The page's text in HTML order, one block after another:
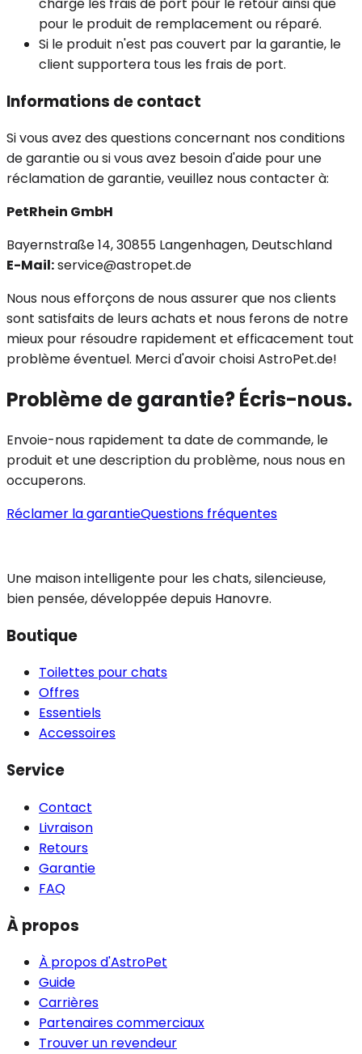
pour le produit de remplacement ou réparé.
Si le produit n'est pas couvert par la garantie, le
client supportera tous les frais de port.
Informations de contact
Si vous avez des questions concernant nos conditions
de garantie ou si vous avez besoin d'aide pour une
réclamation de garantie, veuillez nous contacter à:
PetRhein GmbH
Bayernstraße 14, 30855 Langenhagen, Deutschland
E-Mail:service@astropet.de
Nous nous efforçons de nous assurer que nos clients
sont satisfaits de leurs achats et nous ferons de notre
mieux pour résoudre rapidement et efficacement tout
problème éventuel. Merci d'avoir choisi AstroPet.de!
Problème de garantie? Écris-nous.
Envoie-nous rapidement ta date de commande, le
produit et une description du problème, nous nous en
occuperons.
Réclamer la garantieQuestions fréquentes
Une maison intelligente pour les chats, silencieuse,
bien pensée, développée depuis Hanovre.
Boutique
Toilettes pour chats
Offres
Essentiels
Accessoires
Service
Contact
Livraison
Retours
Garantie
FAQ
À propos
À propos d'AstroPet
Guide
Carrières
Partenaires commerciaux
Trouver un revendeur